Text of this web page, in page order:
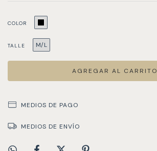
COLOR
TALLE M/L
MEDIOS DE PAGO
MEDIOS DE ENVÍO